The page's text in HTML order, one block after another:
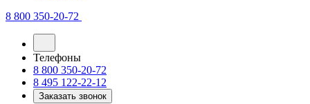
8 800 350-20-72
Телефоны
8 800 350-20-72
8 495 122-22-12
Заказать звонок